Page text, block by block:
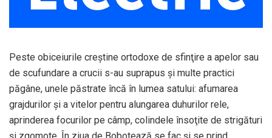
Peste obiceiurile creştine ortodoxe de sfinţire a apelor sau
de scufundare a crucii s-au suprapus şi multe practici
păgâne, unele păstrate încă în lumea satului: afumarea
grajdurilor şi a vitelor pentru alungarea duhurilor rele,
aprinderea focurilor pe câmp, colindele însoţite de strigături